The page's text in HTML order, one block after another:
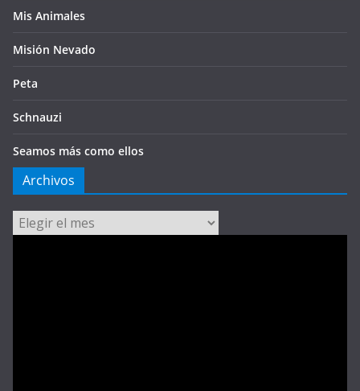
Mis Animales
Misión Nevado
Peta
Schnauzi
Seamos más como ellos
Archivos
Archivos